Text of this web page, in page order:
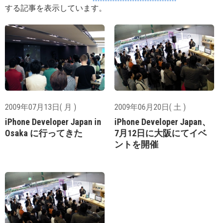
する記事を表示しています。
2009年07月13日( 月 )
iPhone Developer Japan in
Osaka に行ってきた
2009年06月20日( 土 )
iPhone Developer Japan、
7月12日に大阪にてイベ
ントを開催